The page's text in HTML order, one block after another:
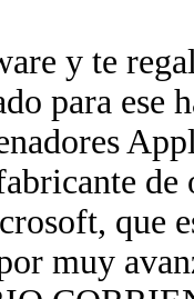
y te
para ese
de
que
muy